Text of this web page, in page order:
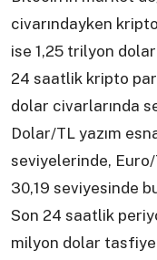
civarındayken
ise 1,25 trilyon
24 saatlik kripto
dolar civarlarında
Dolar/TL yazım
seviyelerinde,
30,19 seviyesinde
Son 24 saatlik
milyon dolar